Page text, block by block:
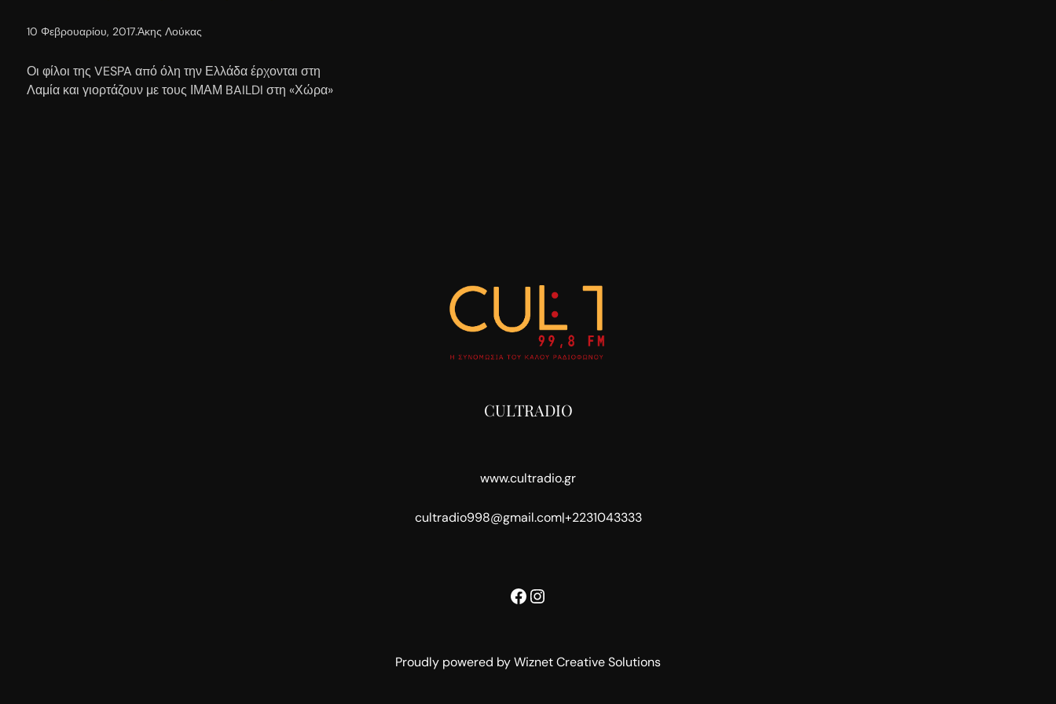
10 Φεβρουαρίου, 2017.Άκης Λούκας
Οι φίλοι της VESPA από όλη την Ελλάδα έρχονται στη
Λαμία και γιορτάζουν με τους ΙΜΑΜ BAILDI στη «Χώρα»
CULTRADIO
www.cultradio.gr
cultradio998@gmail.com|+2231043333
Facebook
Instagram
Proudly powered by Wiznet Creative Solutions